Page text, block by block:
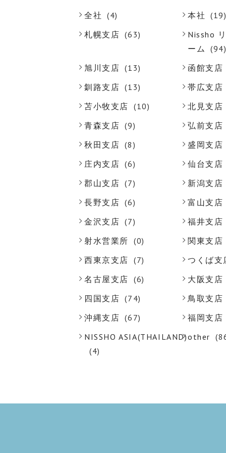
全社 (4) 本社
札幌支店 (63)
Nissho
ーム
旭川支店 (13)
函館支店
釧路支店 (13)
帯広支店
苫小牧支店 (10)
北見支店
青森支店 (9)
弘前支店
秋田支店 (8)
盛岡支店
庄内支店 (6)
仙台支店
郡山支店 (7)
新潟支店
長野支店 (6)
富山支店
金沢支店 (7)
福井支店
射水営業所 (0)
関東支店
西東京支店 (7)
つくば支
名古屋支店 (6)
大阪支店
四国支店 (74)
鳥取支店
沖縄支店 (67)
福岡支店
NISSHO ASIA(THAILAND)
(4)
other